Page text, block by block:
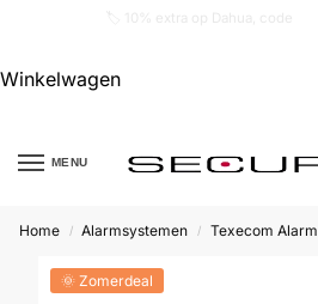
Winkelwagen
MENU
product…
Home / Alarmsystemen / Texecom Alarm
🌞 Zomerdeal